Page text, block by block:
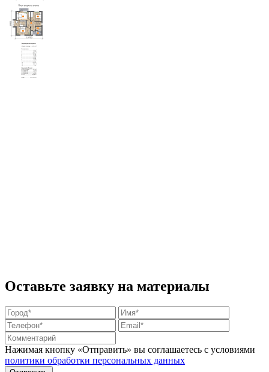
Оставьте заявку на материалы
Нажимая кнопку «Отправить» вы соглашаетесь с условиями
политики обработки персональных данных